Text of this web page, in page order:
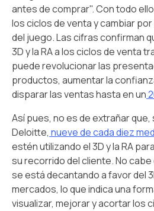
antes de comprar". Con todo
los ciclos de venta y cambiar
del juego. Las cifras confirman
3D y la RA a los ciclos de venta
puede revolucionar las
productos, aumentar la
disparar las ventas hasta en un
Así pues, no es de extrañar
Deloitte, nueve de cada diez
estén utilizando el 3D y la RA
su recorrido del cliente. No cabe
se está decantando a favor del
mercados, lo que indica una
visualizar, mejorar y acortar los